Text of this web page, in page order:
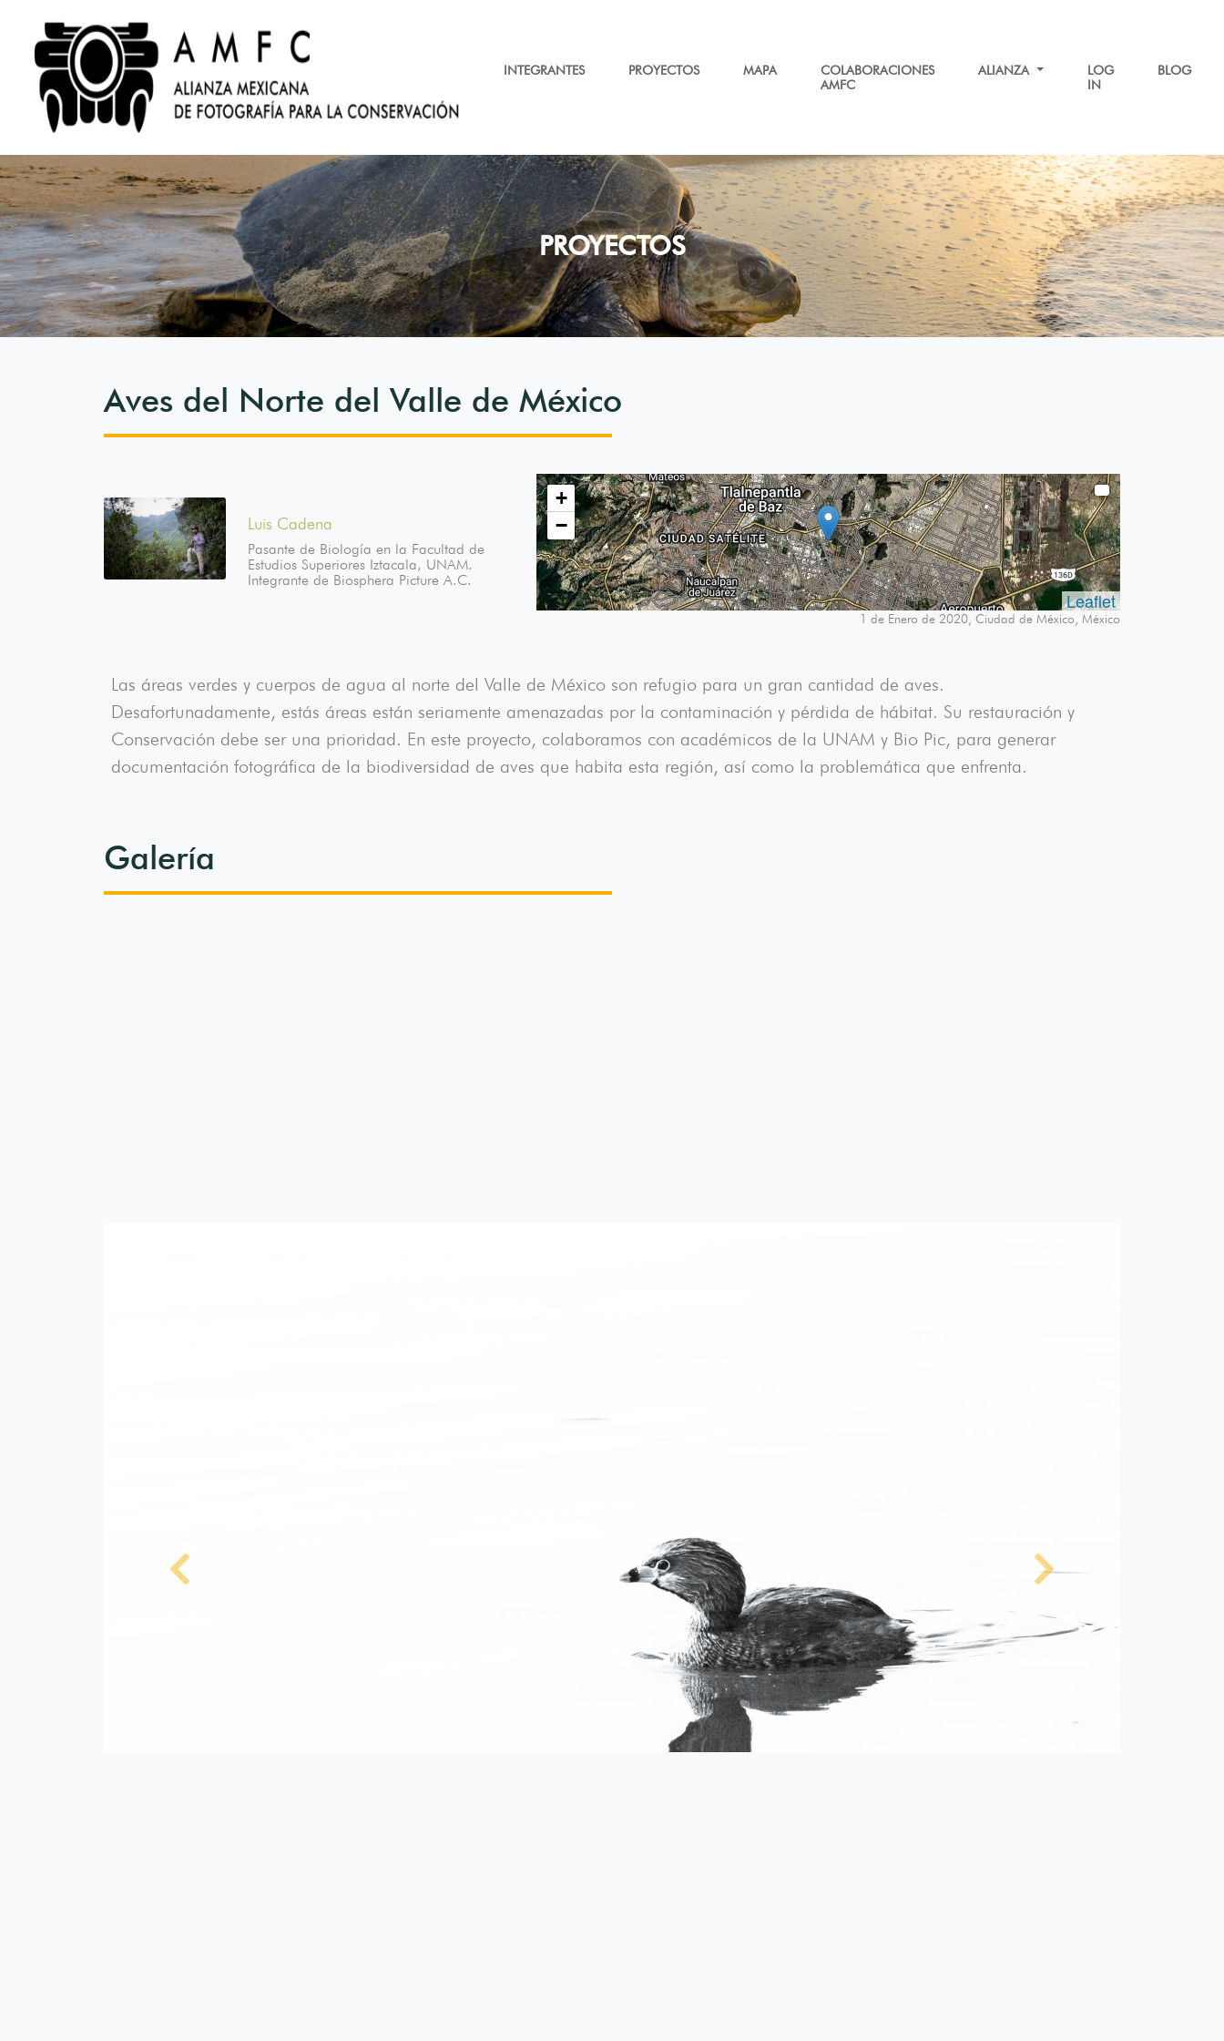
INTEGRANTES PROYECTOS MAPA
COLABORACIONES
AMFC
ALIANZA
LOG
IN
BLOG
PROYECTOS
Aves del Norte del Valle de México
Luis Cadena
Pasante de Biología en la Facultad de
Estudios Superiores Iztacala, UNAM.
Integrante de Biosphera Picture A.C.
+
−
Leaflet
1 de Enero de 2020, Ciudad de México, México
Las áreas verdes y cuerpos de agua al norte del Valle de México son refugio para un gran cantidad de aves.
Desafortunadamente, estás áreas están seriamente amenazadas por la contaminación y pérdida de hábitat. Su restauración y
Conservación debe ser una prioridad. En este proyecto, colaboramos con académicos de la UNAM y Bio Pic, para generar
documentación fotográfica de la biodiversidad de aves que habita esta región, así como la problemática que enfrenta.
Galería